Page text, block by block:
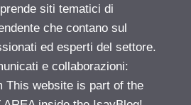
siti tematici di
che contano sul
ed esperti del settore.
e collaborazioni:
This website is part of the